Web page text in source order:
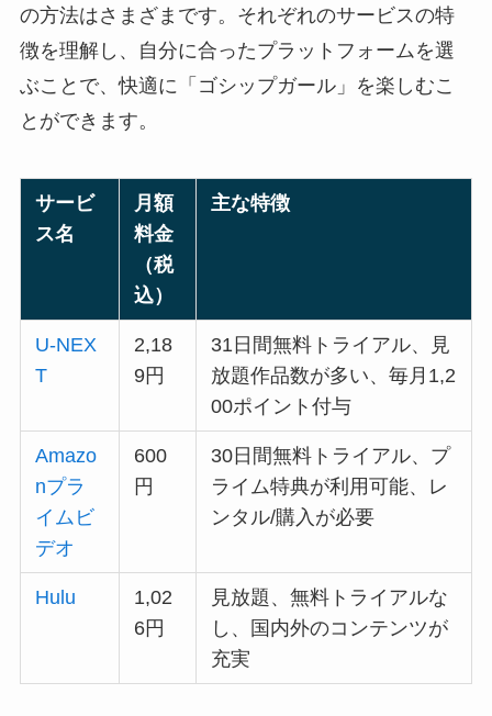
の方法はさまざまです。それぞれのサービスの特
徴を理解し、自分に合ったプラットフォームを選
ぶことで、快適に「ゴシップガール」を楽しむこ
とができます。
サービ
ス名
月額
料金
（税
込）
主な特徴
U-NEX
T
2,18
9円
31日間無料トライアル、見
放題作品数が多い、毎月1,2
00ポイント付与
Amazo
nプラ
イムビ
デオ
600
円
30日間無料トライアル、プ
ライム特典が利用可能、レ
ンタル/購入が必要
Hulu
1,02
6円
見放題、無料トライアルな
し、国内外のコンテンツが
充実